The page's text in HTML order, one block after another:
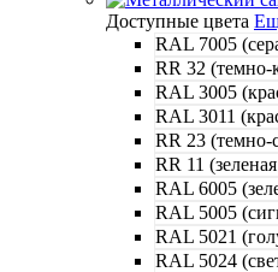
Доступные цвета
RAL 7005
RR 32
RAL 3005
RAL 3011
RR 23 (темно-
RR 11
RAL 6005
RAL 5005
RAL 5021
RAL 5024